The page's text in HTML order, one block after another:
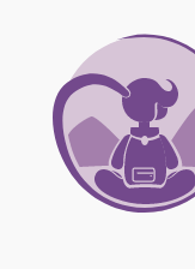
springen